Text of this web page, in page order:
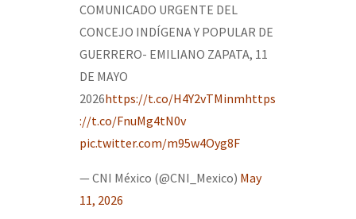
COMUNICADO URGENTE DEL
CONCEJO INDÍGENA Y POPULAR DE
GUERRERO- EMILIANO ZAPATA, 11
DE MAYO
2026https://t.co/H4Y2vTMinmhttps
://t.co/FnuMg4tN0v
pic.twitter.com/m95w4Oyg8F
— CNI México (@CNI_Mexico) May
11, 2026